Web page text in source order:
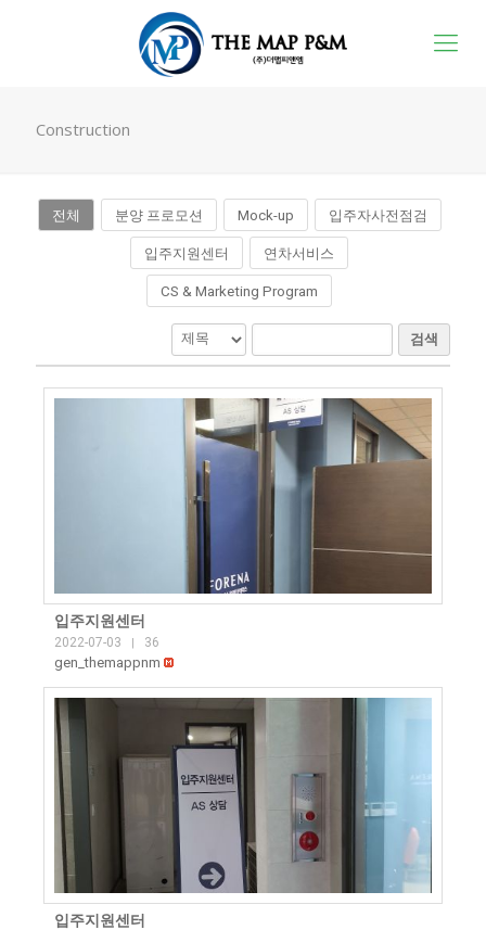
Construction
전체 분양 프로모션 Mock-up 입주자사전점검
입주지원센터 연차서비스
CS & Marketing Program
검색
입주지원센터
2022-07-03 36
gen_themappnm
입주지원센터